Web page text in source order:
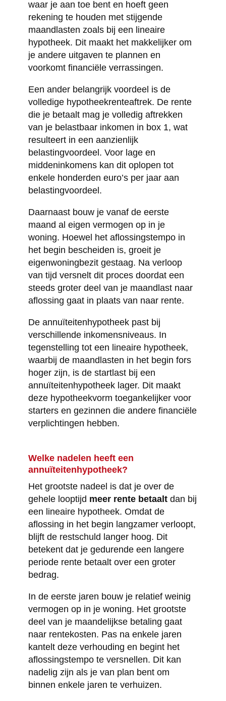
waar je aan toe bent en hoeft geen
rekening te houden met stijgende
maandlasten zoals bij een lineaire
hypotheek. Dit maakt het makkelijker om
je andere uitgaven te plannen en
voorkomt financiële verrassingen.
Een ander belangrijk voordeel is de
volledige hypotheekrenteaftrek. De rente
die je betaalt mag je volledig aftrekken
van je belastbaar inkomen in box 1, wat
resulteert in een aanzienlijk
belastingvoordeel. Voor lage en
middeninkomens kan dit oplopen tot
enkele honderden euro’s per jaar aan
belastingvoordeel.
Daarnaast bouw je vanaf de eerste
maand al eigen vermogen op in je
woning. Hoewel het aflossingstempo in
het begin bescheiden is, groeit je
eigenwoningbezit gestaag. Na verloop
van tijd versnelt dit proces doordat een
steeds groter deel van je maandlast naar
aflossing gaat in plaats van naar rente.
De annuïteitenhypotheek past bij
verschillende inkomensniveaus. In
tegenstelling tot een lineaire hypotheek,
waarbij de maandlasten in het begin fors
hoger zijn, is de startlast bij een
annuïteitenhypotheek lager. Dit maakt
deze hypotheekvorm toegankelijker voor
starters en gezinnen die andere financiële
verplichtingen hebben.
Welke nadelen heeft een
annuïteitenhypotheek?
Het grootste nadeel is dat je over de
gehele looptijd meer rente betaaltdan bij
een lineaire hypotheek. Omdat de
aflossing in het begin langzamer verloopt,
blijft de restschuld langer hoog. Dit
betekent dat je gedurende een langere
periode rente betaalt over een groter
bedrag.
In de eerste jaren bouw je relatief weinig
vermogen op in je woning. Het grootste
deel van je maandelijkse betaling gaat
naar rentekosten. Pas na enkele jaren
kantelt deze verhouding en begint het
aflossingstempo te versnellen. Dit kan
nadelig zijn als je van plan bent om
binnen enkele jaren te verhuizen.